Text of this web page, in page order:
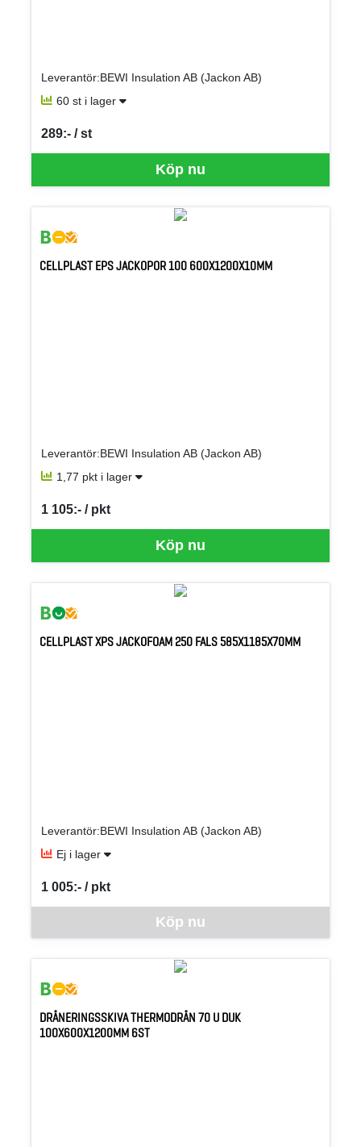
Leverantör:BEWI Insulation AB (Jackon AB)
60 st i lager
Köp nu
289:- / st
SEK per ST
CELLPLAST EPS JACKOPOR 100 600X1200X10MM
Leverantör:BEWI Insulation AB (Jackon AB)
1,77 pkt i lager
Köp nu
1 105:- / pkt
SEK per PKT
CELLPLAST XPS JACKOFOAM 250 FALS 585X1185X70MM
Leverantör:BEWI Insulation AB (Jackon AB)
Ej i lager
Köp nu
1 005:- / pkt
SEK per PKT
DRÄNERINGSSKIVA THERMODRÄN 70 U DUK
100X600X1200MM 6ST